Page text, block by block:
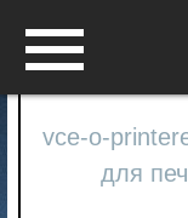
vce-o-
для